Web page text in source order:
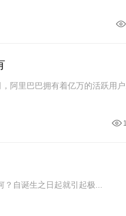
阿里巴巴拥有着亿万的活跃用
自诞生之日起就引起极...